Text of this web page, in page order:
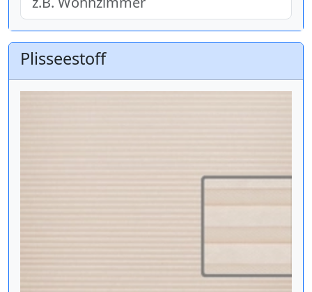
Plisseestoff